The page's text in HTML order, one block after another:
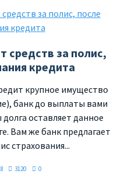
средств за полис,
кредита
крупное имущество
банк до выплаты вами
оставляет данное
Вам же банк предлагает
страхования...
3120 0